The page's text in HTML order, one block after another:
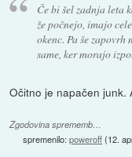
Če bi šel zadnja leta
že počnejo, imajo
okenc. Pa še
same, ker morajo
Očitno je napačen junk.
Zgodovina sprememb…
spremenilo:poweroff(12.